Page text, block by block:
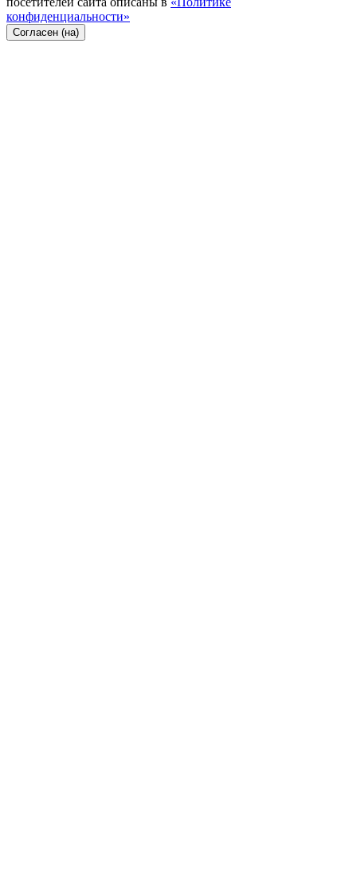
конфиденциальности»
Согласен (на)